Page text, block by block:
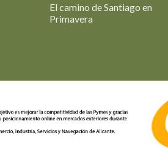
El camino de Santiago en
Primavera